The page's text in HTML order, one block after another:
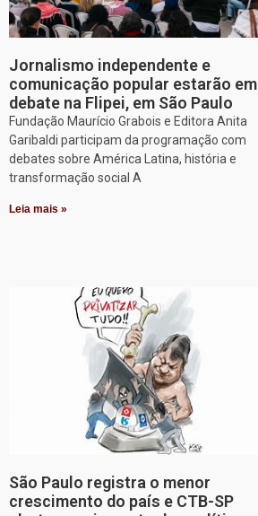
Jornalismo independente e
comunicação popular estarão em
debate na Flipei, em São Paulo
Fundação Maurício Grabois e Editora Anita
Garibaldi participam da programação com
debates sobre América Latina, história e
transformação social A
Leia mais »
São Paulo registra o menor
crescimento do país e CTB-SP